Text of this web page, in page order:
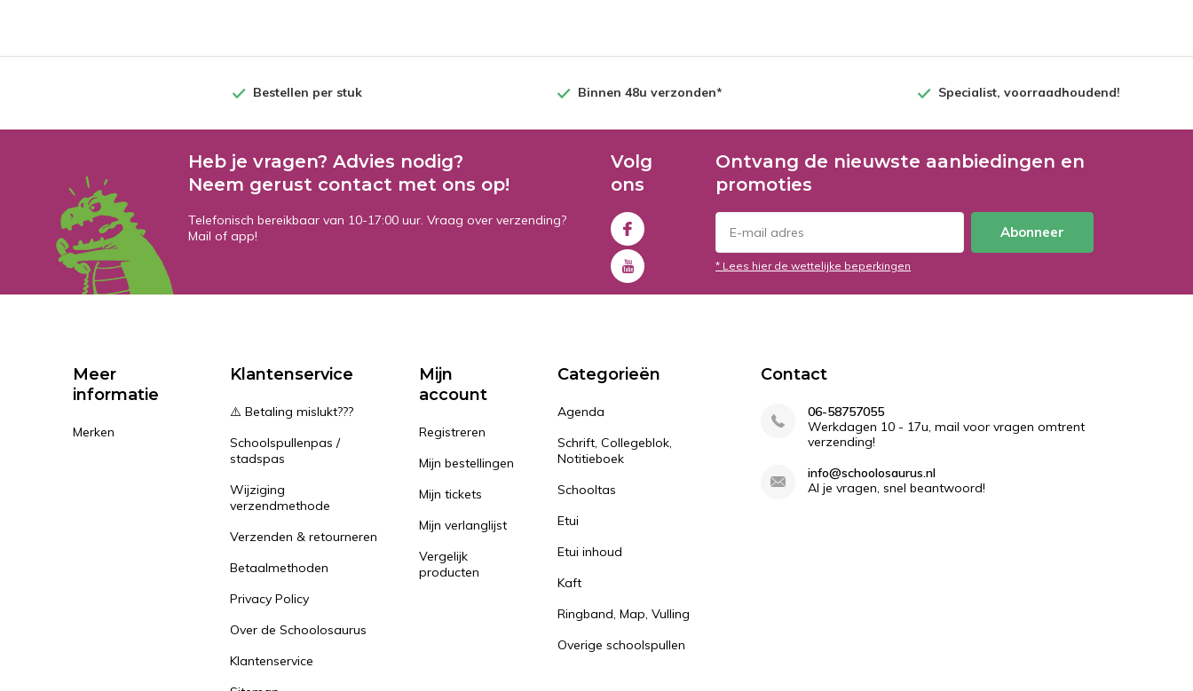
Bestellen per stuk Binnen 48u verzonden* Specialist, voorraadhoudend!
Heb je vragen? Advies nodig?
Neem gerust contact met ons op!
Telefonisch bereikbaar van 10-17:00 uur. Vraag over verzending?
Mail of app!
Volg
ons
Ontvang de nieuwste aanbiedingen en
promoties
Abonneer
* Lees hier de wettelijke beperkingen
Meer
informatie
Merken
Klantenservice
⚠️ Betaling mislukt???
Schoolspullenpas /
stadspas
Wijziging
verzendmethode
Verzenden & retourneren
Betaalmethoden
Privacy Policy
Over de Schoolosaurus
Klantenservice
Mijn
account
Registreren
Mijn bestellingen
Mijn tickets
Mijn verlanglijst
Vergelijk
producten
Categorieën
Agenda
Schrift, Collegeblok,
Notitieboek
Schooltas
Etui
Etui inhoud
Kaft
Ringband, Map, Vulling
Overige schoolspullen
Contact
06-58757055
Werkdagen 10 - 17u, mail voor vragen omtrent
verzending!
info@schoolosaurus.nl
Al je vragen, snel beantwoord!